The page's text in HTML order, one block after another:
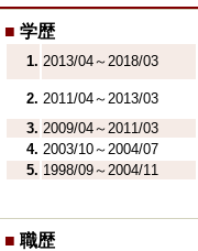
■ 学歴
1. 2013/04～2018/03
2. 2011/04～2013/03
3. 2009/04～2011/03
4. 2003/10～2004/07
5. 1998/09～2004/11
■ 職歴